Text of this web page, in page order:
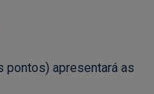
pontos) apresentará as